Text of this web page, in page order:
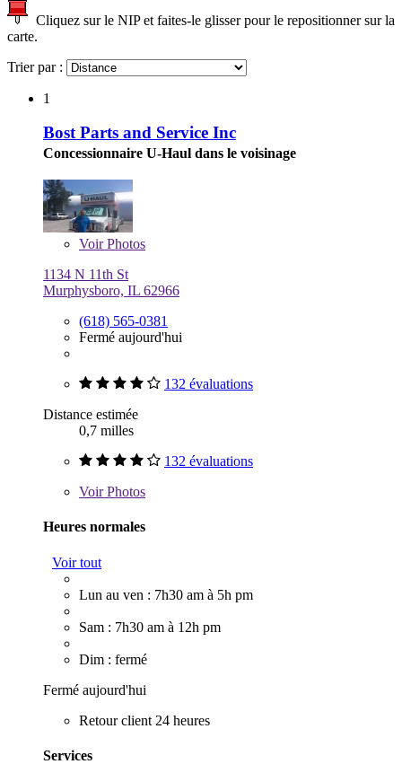
Cliquez sur le NIP et faites-le glisser pour le repositionner sur la
carte.
Trier par :
1
Bost Parts and Service Inc
Concessionnaire U-Haul dans le voisinage
VoirPhotos
1134 N 11th St
Murphysboro, IL 62966
(618) 565-0381
Fermé aujourd'hui
132 évaluations
Distance estimée
0,7 milles
132 évaluations
VoirPhotos
Heures normales
Voir tout
Lun au ven : 7h30 am à 5h pm
Sam : 7h30 am à 12h pm
Dim : fermé
Fermé aujourd'hui
Retour client 24 heures
Services